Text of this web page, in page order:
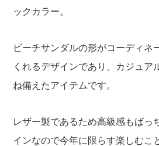
ックカラー。
ビーチサンダルの形がコーディネ
くれるデザインであり、カジュア
ね備えたアイテムです。
レザー製であるため高級感もばっ
インなので今年に限らす楽しむこ